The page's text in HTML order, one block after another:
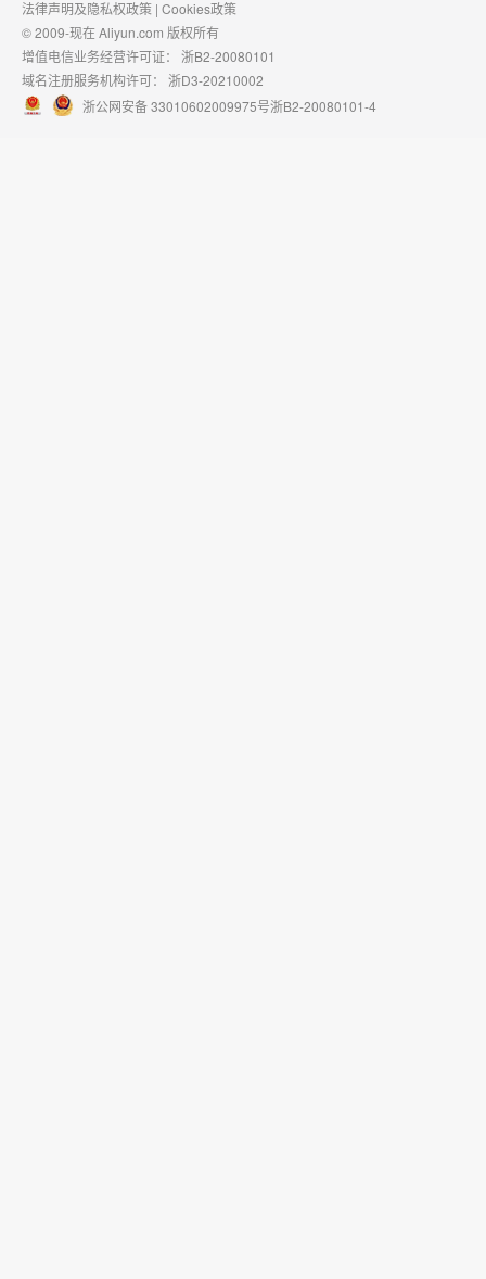
法律声明及隐私权政策 | Cookies政策
© 2009-现在 Aliyun.com 版权所有
增值电信业务经营许可证： 浙B2-20080101
域名注册服务机构许可： 浙D3-20210002
浙公网安备 33010602009975号浙B2-20080101-4